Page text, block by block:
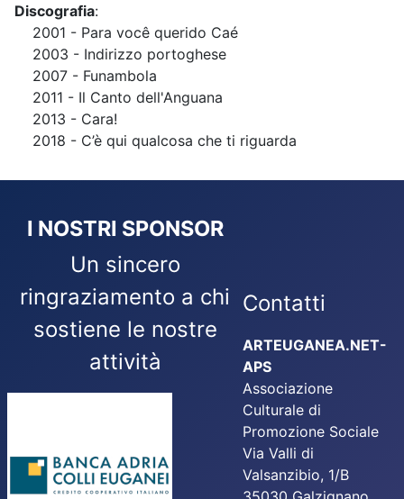
Discografia:
2001 - Para você querido Caé
2003 - Indirizzo portoghese
2007 - Funambola
2011 - Il Canto dell'Anguana
2013 - Cara!
2018 - C’è qui qualcosa che ti riguarda
I NOSTRI SPONSOR
Un sincero
ringraziamento a chi
sostiene le nostre
attività
Contatti
ARTEUGANEA.NET-
APS
Associazione
Culturale di
Promozione Sociale
Via Valli di
Valsanzibio, 1/B